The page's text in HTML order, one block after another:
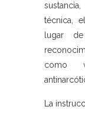
técnica,
lugar
como
La